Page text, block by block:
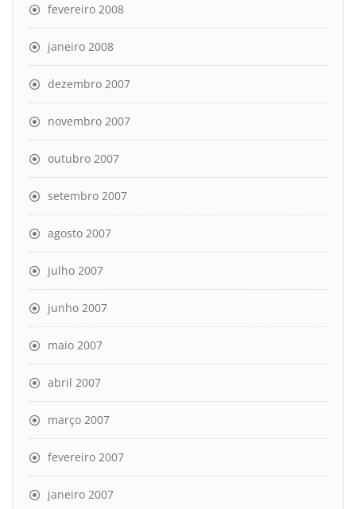
fevereiro 2008
janeiro 2008
dezembro 2007
novembro 2007
outubro 2007
setembro 2007
agosto 2007
julho 2007
junho 2007
maio 2007
abril 2007
março 2007
fevereiro 2007
janeiro 2007